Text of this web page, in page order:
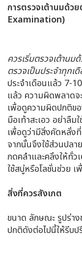
การตรวจเต้านมด้วย
Examination)
ควรเริ่มตรวจเต้าน
ตรวจเป็นประจำทุกเ
ประจำเดือนแล้ว 7-
แล้ว ความผิดพลาดจ
เพื่อดูความผิดปกติข
มือเท้าสะเอว อย่าลื
เพื่อดูว่ามีสิ่งคัดหลั่ง
จากนั้นจึงใช้ส่วนปล
กดคลำและคลึงให้ทั่ว
ใช้สบู่หรือโลชั่นช่วย เ
สิ่งที่ควรสังเกต
ขนาด ลักษณะ รูปร่า
ปกติดังต่อไปนี้ให้รีบ